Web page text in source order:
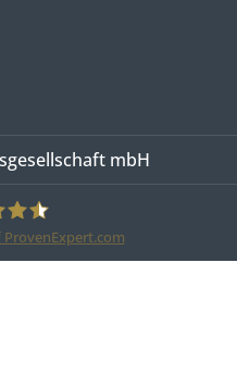
mbH